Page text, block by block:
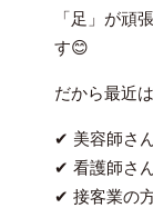
「足」が頑
す😊
だから最近は
✔ 美容師さ
✔ 看護師さ
✔ 接客業の